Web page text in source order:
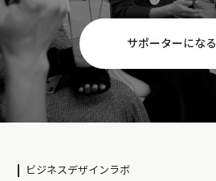
サポーターになる
ビジネスデザインラボ